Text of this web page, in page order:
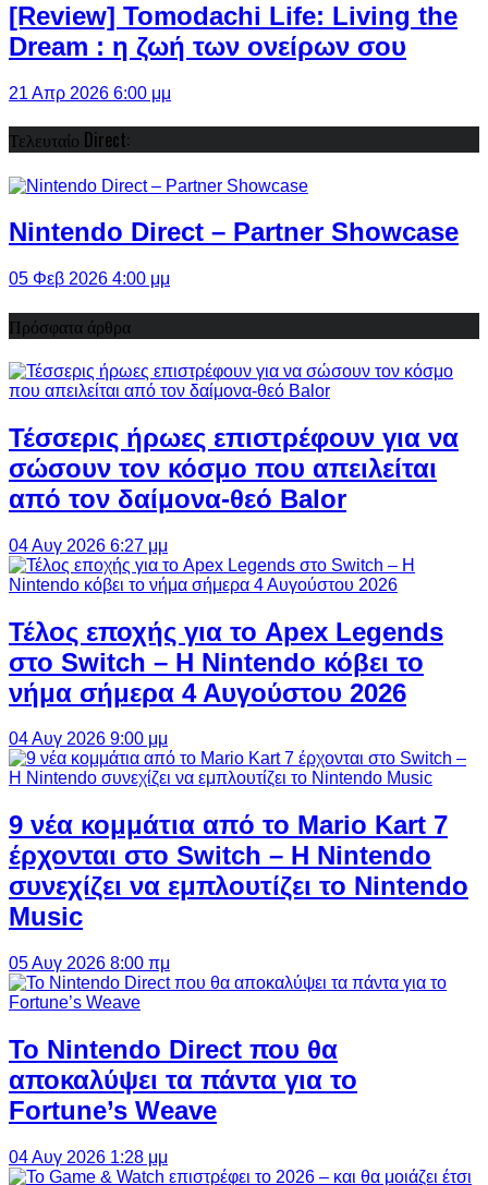
[Review] Tomodachi Life: Living the
Dream : η ζωή των ονείρων σου
21 Απρ 2026 6:00 μμ
Τελευταίο Direct:
Nintendo Direct – Partner Showcase
05 Φεβ 2026 4:00 μμ
Πρόσφατα άρθρα
Τέσσερις ήρωες επιστρέφουν για να
σώσουν τον κόσμο που απειλείται
από τον δαίμονα-θεό Balor
04 Αυγ 2026 6:27 μμ
Τέλος εποχής για το Apex Legends
στο Switch – Η Nintendo κόβει το
νήμα σήμερα 4 Αυγούστου 2026
04 Αυγ 2026 9:00 μμ
9 νέα κομμάτια από το Mario Kart 7
έρχονται στο Switch – Η Nintendo
συνεχίζει να εμπλουτίζει το Nintendo
Music
05 Αυγ 2026 8:00 πμ
Το Nintendo Direct που θα
αποκαλύψει τα πάντα για το
Fortune’s Weave
04 Αυγ 2026 1:28 μμ